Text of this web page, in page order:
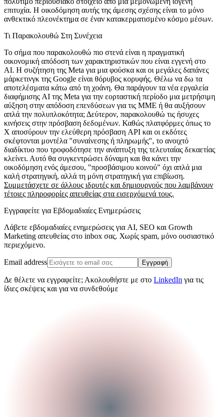
επιτυχία. Η οικοδόμηση αυτής της άμεσης σχέσης είναι το μόνο
ανθεκτικό πλεονέκτημα σε έναν κατακερματισμένο κόσμο μέσων.
Τι Παρακολουθώ Στη Συνέχεια
Το σήμα που παρακολουθώ πιο στενά είναι η πραγματική
οικονομική απόδοση των χαρακτηριστικών που είναι εγγενή στο
AI. Η συζήτηση της Meta για μια φούσκα και οι μεγάλες δαπάνες
μάρκετινγκ της Google είναι θόρυβος κορυφής. Θέλω να δω τα
αποτελέσματα κάτω από τη χοάνη. Θα παράγουν τα νέα εργαλεία
διαφήμισης AI της Meta για την εορταστική περίοδο μια μετρήσιμη
αύξηση στην απόδοση επενδύσεων για τις ΜΜΕ ή θα αυξήσουν
απλά την πολυπλοκότητα; Δεύτερον, παρακολουθώ τις ήσυχες
κινήσεις στην πρόσβαση δεδομένων. Καθώς πλατφόρμες όπως το
X αποσύρουν την ελεύθερη πρόσβαση API και οι εκδότες
σκέφτονται μοντέλα "συναίνεσης ή πληρωμής", το ανοιχτό
διαδίκτυο που τροφοδότησε την ανάπτυξη της τελευταίας δεκαετίας
κλείνει. Αυτό θα συγκεντρώσει δύναμη και θα κάνει την
οικοδόμηση ενός άμεσου, "προσβάσιμου κοινού" όχι απλά μια
καλή στρατηγική, αλλά τη μόνη στρατηγική για επιβίωση.
Συμμετάσχετε σε άλλους ιδρυτές και δημιουργούς που λαμβάνουν
τέτοιες πληροφορίες απευθείας στα εισερχόμενά τους.
Εγγραφείτε για Εβδομαδιαίες Ενημερώσεις
Λάβετε εβδομαδιαίες ενημερώσεις για AI, SEO και Growth
Marketing απευθείας στο inbox σας. Χωρίς spam, μόνο ουσιαστικό
περιεχόμενο.
Email address Εγγραφή
Δε θέλετε να εγγραφείτε; Ακολουθήστε με στο LinkedIn για τις
ίδιες σκέψεις και για να συνδεθούμε